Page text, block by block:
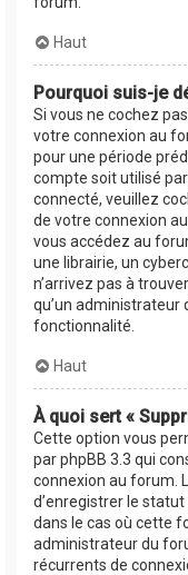
Haut
Pourquoi suis-je
Si vous ne cochez
votre connexion au
pour une période
compte soit utilisé
connecté, veuillez
de votre connexion
vous accédez au
une librairie, un
n’arrivez pas à
qu’un
fonctionnalité.
Haut
À quoi sert «
Cette option vous
par phpBB 3.3 qui
connexion au forum.
d’enregistrer le statut
dans le cas où cette
administrateur du
récurrents de